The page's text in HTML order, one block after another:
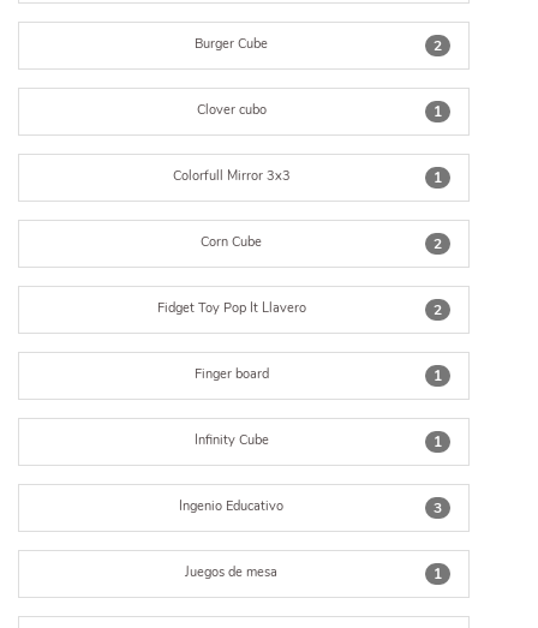
2
Burger Cube
1
Clover cubo
1
Colorfull Mirror 3x3
2
Corn Cube
2
Fidget Toy Pop It Llavero
1
Finger board
1
Infinity Cube
3
Ingenio Educativo
1
Juegos de mesa